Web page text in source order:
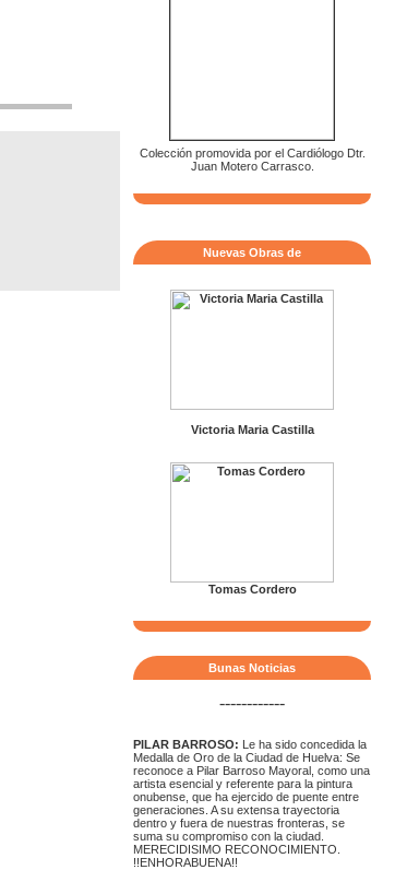
Colección promovida por el Cardiólogo Dtr.
Juan Motero Carrasco.
Nuevas Obras de
Victoria Maria Castilla
Tomas Cordero
Bunas Noticias
------------
PILAR BARROSO: Le ha sido concedida la
Medalla de Oro de la Ciudad de Huelva: Se
reconoce a Pilar Barroso Mayoral, como una
artista esencial y referente para la pintura
onubense, que ha ejercido de puente entre
generaciones. A su extensa trayectoria
dentro y fuera de nuestras fronteras, se
suma su compromiso con la ciudad.
MERECIDISIMO RECONOCIMIENTO.
!!ENHORABUENA!!